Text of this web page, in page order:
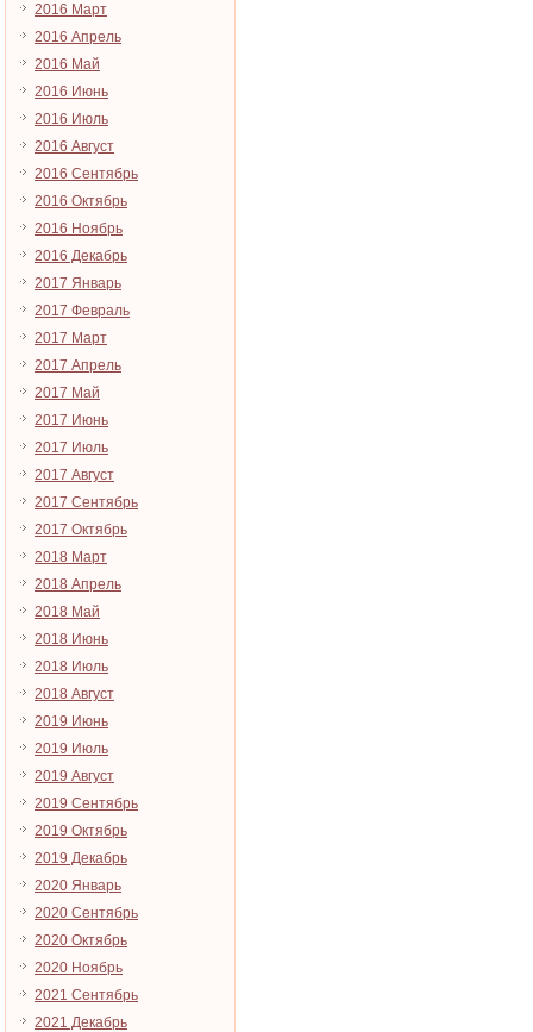
2016 Март
2016 Апрель
2016 Май
2016 Июнь
2016 Июль
2016 Август
2016 Сентябрь
2016 Октябрь
2016 Ноябрь
2016 Декабрь
2017 Январь
2017 Февраль
2017 Март
2017 Апрель
2017 Май
2017 Июнь
2017 Июль
2017 Август
2017 Сентябрь
2017 Октябрь
2018 Март
2018 Апрель
2018 Май
2018 Июнь
2018 Июль
2018 Август
2019 Июнь
2019 Июль
2019 Август
2019 Сентябрь
2019 Октябрь
2019 Декабрь
2020 Январь
2020 Сентябрь
2020 Октябрь
2020 Ноябрь
2021 Сентябрь
2021 Декабрь